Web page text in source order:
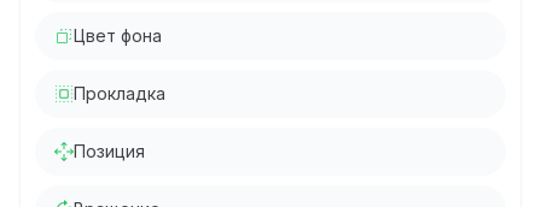
Цвет фона
Прокладка
Позиция